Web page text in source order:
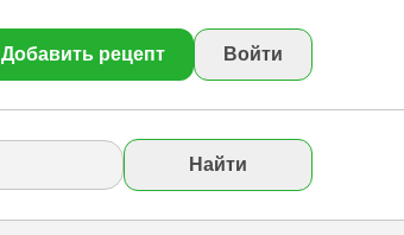
Добавить рецепт Войти
Найти